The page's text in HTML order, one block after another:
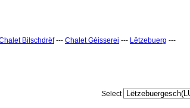
Bilschdrëf--- Chalet Géisserei --- Lëtzebuerg ---
Select